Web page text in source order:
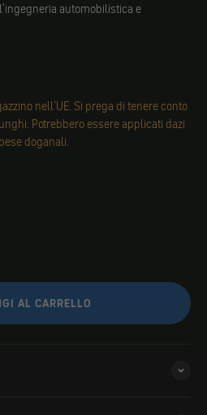
automobilistica e
nell'UE. Si prega di tenere conto
Potrebbero essere applicati dazi
doganali.
AL CARRELLO